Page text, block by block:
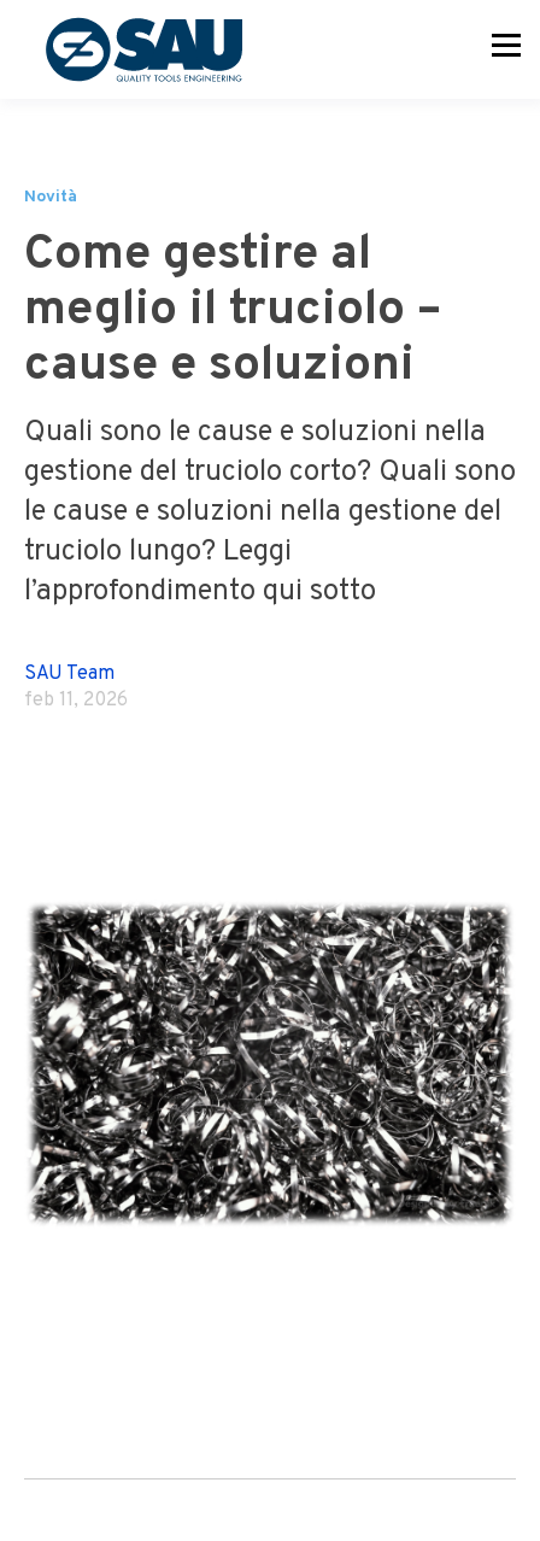
Novità
Come gestire al
meglio il truciolo –
cause e soluzioni
Quali sono le cause e soluzioni nella
gestione del truciolo corto? Quali sono
le cause e soluzioni nella gestione del
truciolo lungo? Leggi
l’approfondimento qui sotto
SAU Team
feb 11, 2026